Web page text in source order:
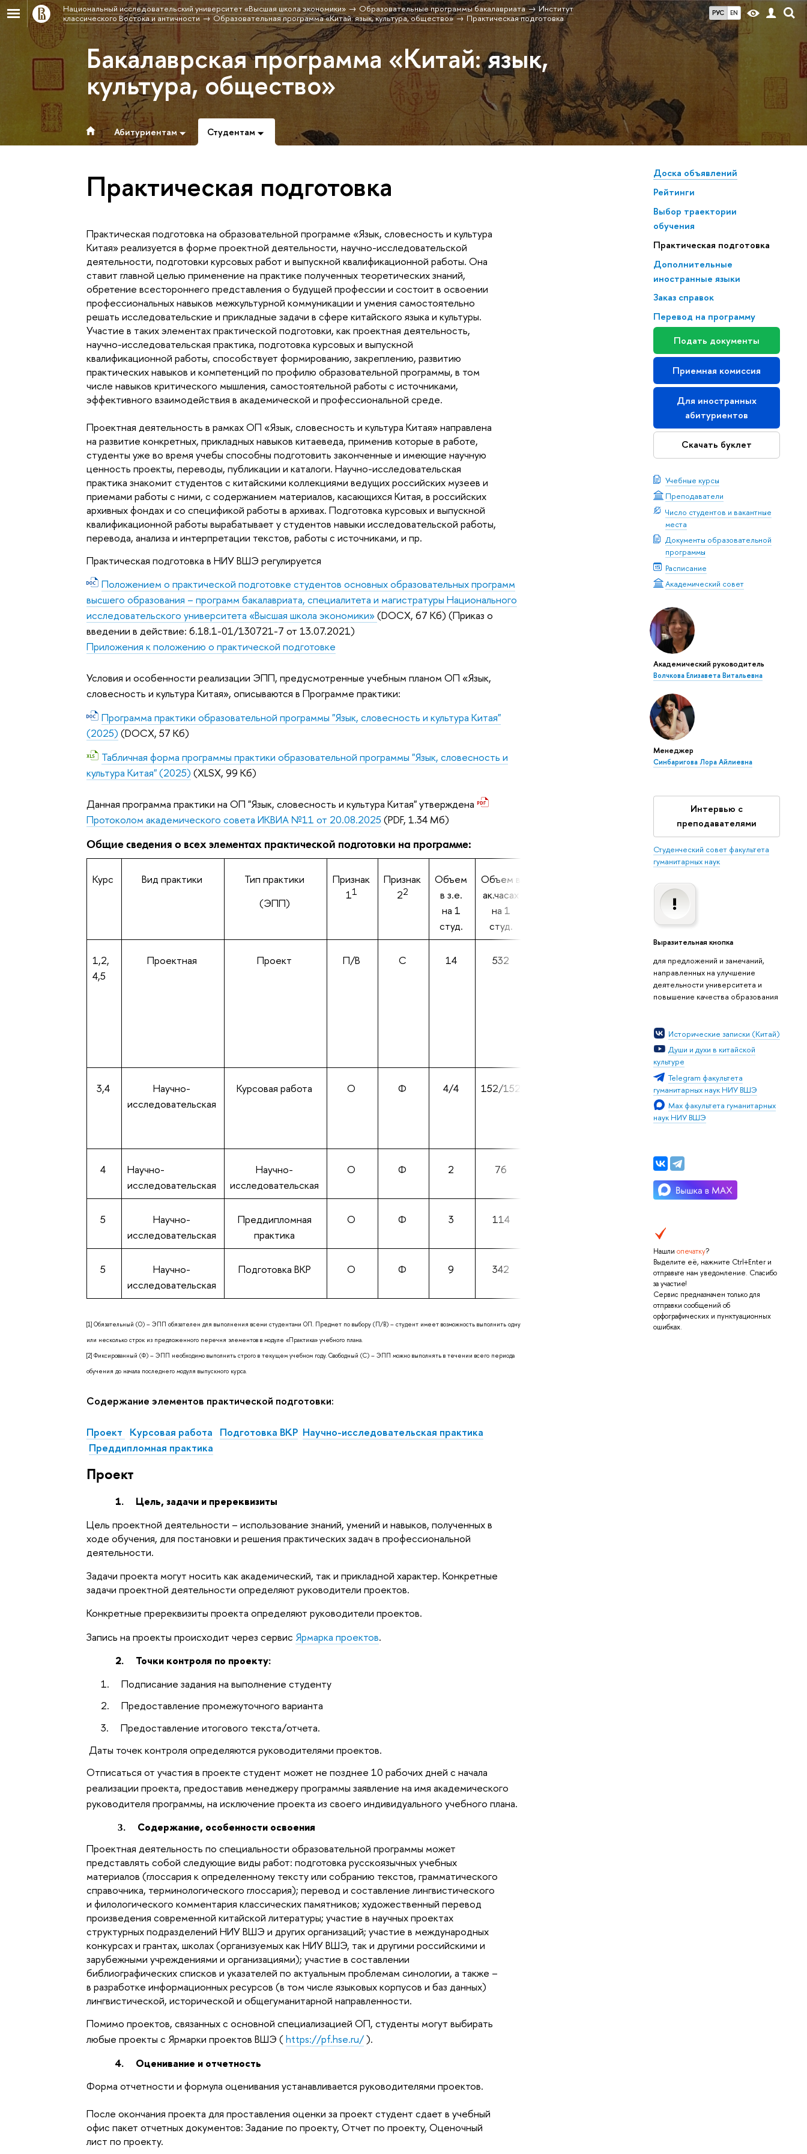
РУС EN
Национальный исследовательский университет «Высшая школа экономики» Образовательные программы бакалавриата
Институт
классического Востока и античности
Образовательная программа «Китай: язык, культура, общество» Практическая подготовка
Бакалаврская программа «Китай: язык,
культура, общество»
Абитуриентам Студентам
Доска объявлений
Рейтинги
Выбор траектории
обучения
Практическая подготовка
Дополнительные
иностранные языки
Заказ справок
Перевод на программу
Подать документы
Приемная комиссия
Для иностранных
абитуриентов
Скачать буклет
Учебные курсы
Преподаватели
Число студентов и вакантные
места
Документы образовательной
программы
Расписание
Академический совет
Академический руководитель
Волчкова Елизавета Витальевна
Менеджер
Синбаригова Лора Айлиевна
Интервью с
преподавателями
Студенческий совет факультета
гуманитарных наук
Выразительная кнопка
для предложений и замечаний,
направленных на улучшение
деятельности университета и
повышение качества образования
Исторические записки (Китай)
Души и духи в китайской
культуре
Telegram факультета
гуманитарных наук НИУ ВШЭ
Мах факультета гуманитарных
наук НИУ ВШЭ
Нашли опечатку?
Выделите её, нажмите Ctrl+Enter и
отправьте нам уведомление. Спасибо
за участие!
Сервис предназначен только для
отправки сообщений об
орфографических и пунктуационных
ошибках.
Практическая подготовка
Практическая подготовка на образовательной программе «Язык, словесность и культура
Китая» реализуется в форме проектной деятельности, научно-исследовательской
деятельности, подготовки курсовых работ и выпускной квалификационной работы. Она
ставит главной целью применение на практике полученных теоретических знаний,
обретение всестороннего представления о будущей профессии и состоит в освоении
профессиональных навыков межкультурной коммуникации и умения самостоятельно
решать исследовательские и прикладные задачи в сфере китайского языка и культуры.
Участие в таких элементах практической подготовки, как проектная деятельность,
научно-исследовательская практика, подготовка курсовых и выпускной
квалификационной работы, способствует формированию, закреплению, развитию
практических навыков и компетенций по профилю образовательной программы, в том
числе навыков критического мышления, самостоятельной работы с источниками,
эффективного взаимодействия в академической и профессиональной среде.
Проектная деятельность в рамках ОП «Язык, словесность и культура Китая» направлена
на развитие конкретных, прикладных навыков китаеведа, применив которые в работе,
студенты уже во время учебы способны подготовить законченные и имеющие научную
ценность проекты, переводы, публикации и каталоги. Научно-исследовательская
практика знакомит студентов с китайскими коллекциями ведущих российских музеев и
приемами работы с ними, с содержанием материалов, касающихся Китая, в российских
архивных фондах и со спецификой работы в архивах. Подготовка курсовых и выпускной
квалификационной работы вырабатывает у студентов навыки исследовательской работы,
перевода, анализа и интерпретации текстов, работы с источниками, и пр.
Практическая подготовка в НИУ ВШЭ регулируется
Положением о практической подготовке студентов основных образовательных программ
высшего образования – программ бакалавриата, специалитета и магистратуры Национального
исследовательского университета «Высшая школа экономики»(DOCX, 67 Кб) (Приказ о
введении в действие: 6.18.1-01/130721-7 от 13.07.2021)
Приложения к положению о практической подготовке
Условия и особенности реализации ЭПП, предусмотренные учебным планом ОП «Язык,
словесность и культура Китая», описываются в Программе практики:
Программа практики образовательной программы "Язык, словесность и культура Китая"
(2025) (DOCX, 57 Кб)
Табличная форма программы практики образовательной программы "Язык, словесность и
культура Китая" (2025) (XLSX, 99 Кб)
Данная программа практики на ОП "Язык, словесность и культура Китая" утверждена
Протоколом академического совета ИКВИА №11 от 20.08.2025 (PDF, 1.34 Мб)
Общие сведения о всех элементах практической подготовки на программе:
Курс Вид практики
Тип практики
(ЭПП)
Признак
11
Признак
22
Объем
в з.е.
на 1
студ.
Объем в
ак.часах
на 1
студ.
1,2,
4,5
Проектная Проект П/В С 14 532
3,4
Научно-
исследовательская
Курсовая работа О Ф 4/4 152/152
4
Научно-
исследовательская
Научно-
исследовательская
О Ф 2 76
5
Научно-
исследовательская
Преддипломная
практика
О Ф 3 114
5
Научно-
исследовательская
Подготовка ВКР О Ф 9 342
[1] Обязательный (О) – ЭПП обязателен для выполнения всеми студентами ОП. Предмет по выбору (П/В) – студент имеет возможность выполнить одну
или несколько строк из предложенного перечня элементов в модуле «Практика» учебного плана.
[2] Фиксированный (Ф) – ЭПП необходимо выполнить строго в текущем учебном году.Свободный (С) – ЭПП можно выполнять в течении всего периода
обучения до начала последнего модуля выпускного курса.
Содержание элементов практической подготовки:
Проект Курсовая работа Подготовка ВКР Научно-исследовательская практика
Преддипломная практика
Проект
1. Цель, задачи и пререквизиты
Цель проектной деятельности – использование знаний, умений и навыков, полученных в
ходе обучения, для постановки и решения практических задач в профессиональной
деятельности.
Задачи проекта могут носить как академический, так и прикладной характер. Конкретные
задачи проектной деятельности определяют руководители проектов.
Конкретные пререквизиты проекта определяют руководители проектов.
Запись на проекты происходит через сервис Ярмарка проектов.
2. Точки контроля по проекту:
1.Подписание задания на выполнение студенту
2.Предоставление промежуточного варианта
3.Предоставление итогового текста/отчета.
Даты точек контроля определяются руководителями проектов.
Отписаться от участия в проекте студент может не позднее 10 рабочих дней с начала
реализации проекта, предоставив менеджеру программы заявление на имя академического
руководителя программы, на исключение проекта из своего индивидуального учебного плана.
3. Содержание, особенности освоения
Проектная деятельность по специальности образовательной программы может
представлять собой следующие виды работ: подготовка русскоязычных учебных
материалов (глоссария к определенному тексту или собранию текстов, грамматического
справочника, терминологического глоссария); перевод и составление лингвистического
и филологического комментария классических памятников; художественный перевод
произведения современной китайской литературы; участие в научных проектах
структурных подразделений НИУ ВШЭ и других организаций; участие в международных
конкурсах и грантах, школах (организуемых как НИУ ВШЭ, так и другими российскими и
зарубежными учреждениями и организациями); участие в составлении
библиографических списков и указателей по актуальным проблемам синологии, а также –
в разработке информационных ресурсов (в том числе языковых корпусов и баз данных)
лингвистической, исторической и общегуманитарной направленности.
Помимо проектов, связанных с основной специализацией ОП, студенты могут выбирать
любые проекты с Ярмарки проектов ВШЭ (https://pf.hse.ru/).
4. Оценивание и отчетность
Форма отчетности и формула оценивания устанавливается руководителями проектов.
После окончания проекта для проставления оценки за проект студент сдает в учебный
офис пакет отчетных документов: Задание по проекту, Отчет по проекту, Оценочный
лист по проекту.